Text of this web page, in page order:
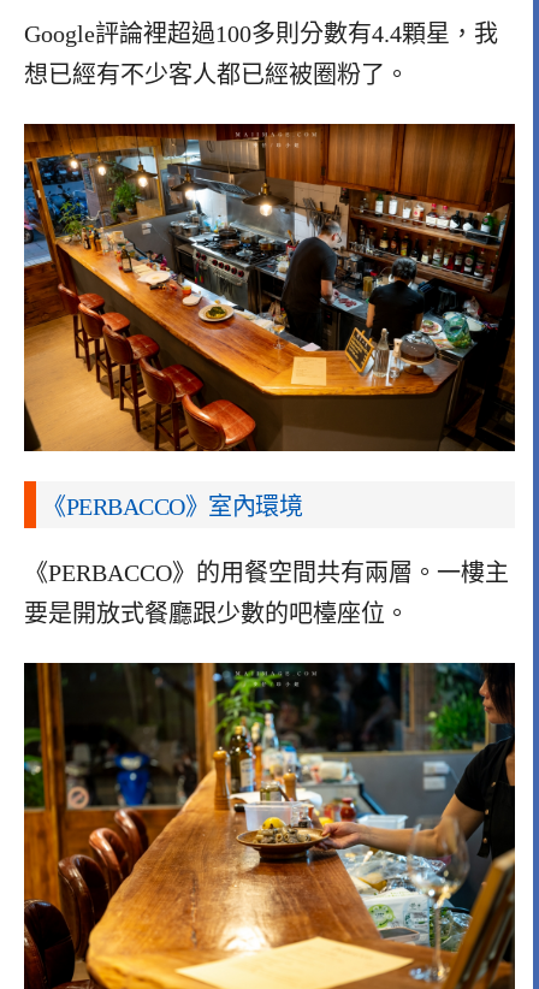
Google評論裡超過100多則分數有4.4顆星，我
想已經有不少客人都已經被圈粉了。
《PERBACCO》室內環境
《PERBACCO》的用餐空間共有兩層。一樓主
要是開放式餐廳跟少數的吧檯座位。